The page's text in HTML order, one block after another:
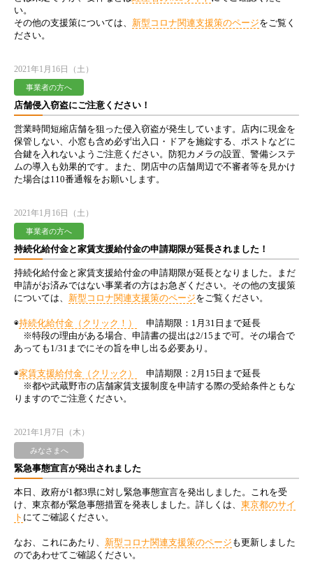
い。
その他の支援策については、 新型コロナ関連支援策のページをご覧く
ださい。
2021年1月16日（土）
事業者の方へ
店舗侵入窃盗にご注意ください！
営業時間短縮店舗を狙った侵入窃盗が発生しています。店内に現金を
保管しない、小窓も含め必ず出入口・ドアを施錠する、ポストなどに
合鍵を入れないようご注意ください。防犯カメラの設置、警備システ
ムの導入も効果的です。また、閉店中の店舗周辺で不審者等を見かけ
た場合は110番通報をお願いします。
2021年1月16日（土）
事業者の方へ
持続化給付金と家賃支援給付金の申請期限が延長されました！
持続化給付金と家賃支援給付金の申請期限が延長となりました。まだ
申請がお済みではない事業者の方はお急ぎください。その他の支援策
については、 新型コロナ関連支援策のページをご覧ください。
◉持続化給付金（クリック！）
申請期限：1月31日まで延長
※特段の理由がある場合、申請書の提出は2/15まで可。その場合で
あっても1/31までにその旨を申し出る必要あり。
◉家賃支援給付金（クリック）
申請期限：2月15日まで延長
※都や武蔵野市の店舗家賃支援制度を申請する際の受給条件ともな
りますのでご注意ください。
2021年1月7日（木）
みなさまへ
緊急事態宣言が発出されました
本日、政府が1都3県に対し緊急事態宣言を発出しました。これを受
け、東京都が緊急事態措置を発表しました。詳しくは、 東京都のサイ
ト にてご確認ください。
なお、これにあたり、 新型コロナ関連支援策のページ も更新しました
のであわせてご確認ください。